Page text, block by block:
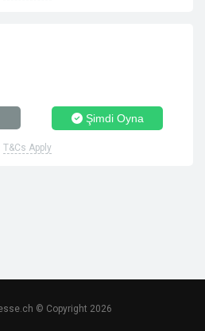
Şimdi Oyna
T&Cs Apply
© Copyright 2026